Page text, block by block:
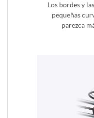
Los bordes y
pequeñas
parezca